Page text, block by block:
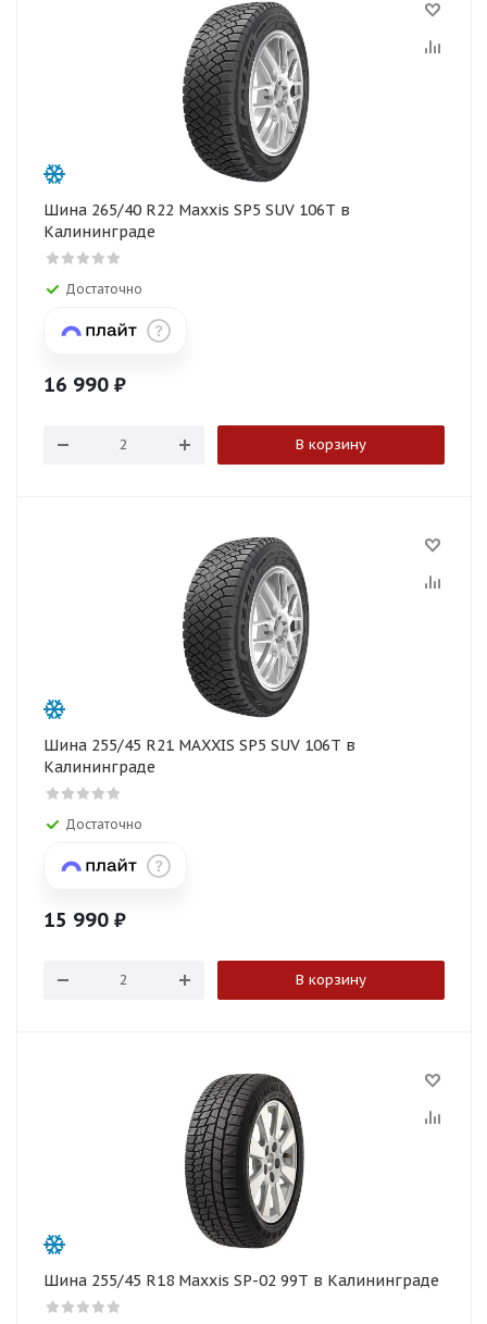
Шина 265/40 R22 Maxxis SP5 SUV 106T в
Калининграде
Достаточно
16 990 ₽
В корзину
Шина 255/45 R21 MAXXIS SP5 SUV 106T в
Калининграде
Достаточно
15 990 ₽
В корзину
Шина 255/45 R18 Maxxis SP-02 99T в Калининграде